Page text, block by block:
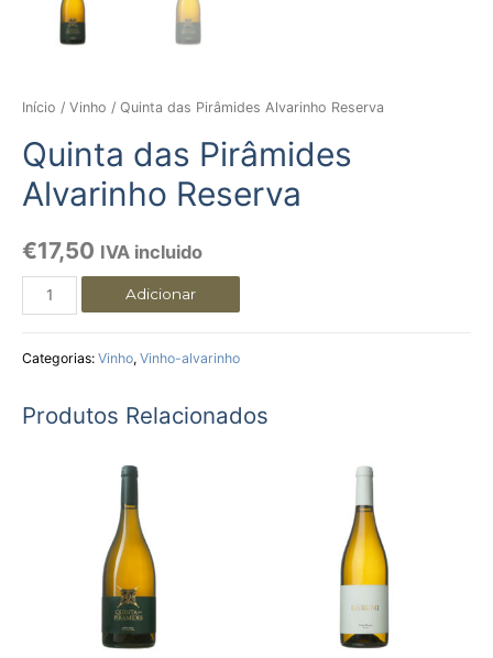
Início / Vinho / Quinta das Pirâmides Alvarinho Reserva
Quinta das Pirâmides
Alvarinho Reserva
€17,50 IVA incluido
Adicionar
Categorias: Vinho, Vinho-alvarinho
Produtos Relacionados